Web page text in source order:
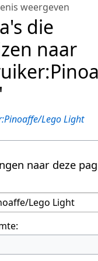
weergeven
die
naar
Lego Light
naar deze